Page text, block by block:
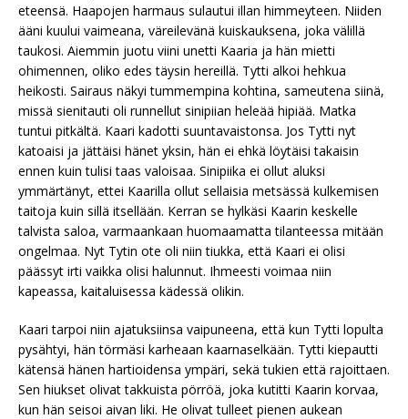
eteensä. Haapojen harmaus sulautui illan himmeyteen. Niiden
ääni kuului vaimeana, väreilevänä kuiskauksena, joka välillä
taukosi. Aiemmin juotu viini unetti Kaaria ja hän mietti
ohimennen, oliko edes täysin hereillä. Tytti alkoi hehkua
heikosti. Sairaus näkyi tummempina kohtina, sameutena siinä,
missä sienitauti oli runnellut sinipiian heleää hipiää. Matka
tuntui pitkältä. Kaari kadotti suuntavaistonsa. Jos Tytti nyt
katoaisi ja jättäisi hänet yksin, hän ei ehkä löytäisi takaisin
ennen kuin tulisi taas valoisaa. Sinipiika ei ollut aluksi
ymmärtänyt, ettei Kaarilla ollut sellaisia metsässä kulkemisen
taitoja kuin sillä itsellään. Kerran se hylkäsi Kaarin keskelle
talvista saloa, varmaankaan huomaamatta tilanteessa mitään
ongelmaa. Nyt Tytin ote oli niin tiukka, että Kaari ei olisi
päässyt irti vaikka olisi halunnut. Ihmeesti voimaa niin
kapeassa, kaitaluisessa kädessä olikin.
Kaari tarpoi niin ajatuksiinsa vaipuneena, että kun Tytti lopulta
pysähtyi, hän törmäsi karheaan kaarnaselkään. Tytti kiepautti
kätensä hänen hartioidensa ympäri, sekä tukien että rajoittaen.
Sen hiukset olivat takkuista pörröä, joka kutitti Kaarin korvaa,
kun hän seisoi aivan liki. He olivat tulleet pienen aukean